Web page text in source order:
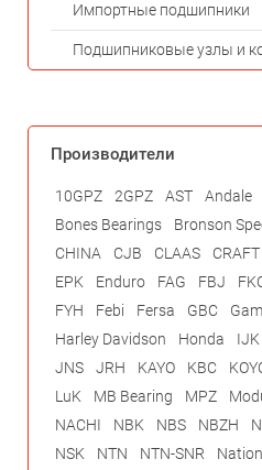
Импортные подшипники
Подшипниковые узлы и
Производители
10GPZ 2GPZ AST Andale
Bones Bearings
Bronson
CHINA
CJB CLAAS CRAFT
EPK
Enduro FAG FBJ
FYH
Febi Fersa GBC
Harley Davidson
Honda IJK
JNS
JRH KAYO KBC
LuK
MB Bearing MPZ
NACHI
NBK NBS NBZH
NSK
NTN NTN-SNR